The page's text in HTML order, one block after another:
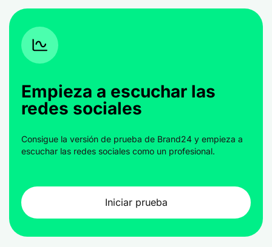
Empieza a escuchar las
redes sociales
Consigue la versión de prueba de Brand24 y empieza a
escuchar las redes sociales como un profesional.
Iniciar prueba